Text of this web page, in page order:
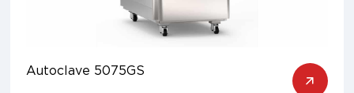
Autoclave 5075GS